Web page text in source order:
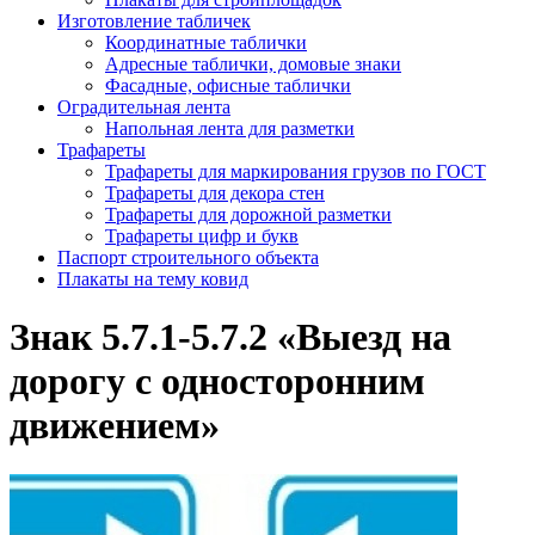
Изготовление табличек
Координатные таблички
Адресные таблички, домовые знаки
Фасадные, офисные таблички
Оградительная лента
Напольная лента для разметки
Трафареты
Трафареты для маркирования грузов по ГОСТ
Трафареты для декора стен
Трафареты для дорожной разметки
Трафареты цифр и букв
Паспорт строительного объекта
Плакаты на тему ковид
Знак 5.7.1-5.7.2 «Выезд на
дорогу с односторонним
движением»